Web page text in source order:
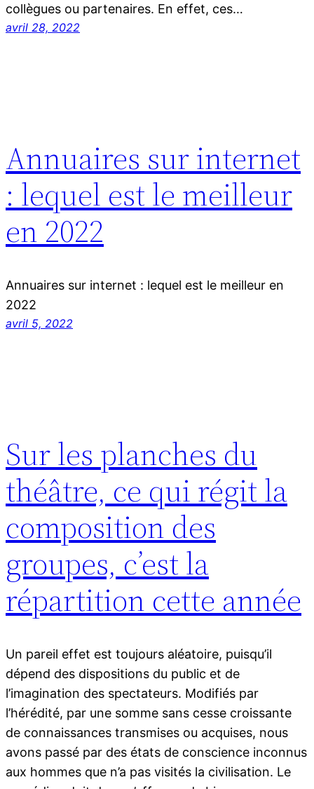
collègues ou partenaires. En effet, ces…
avril 28, 2022
Annuaires sur internet
: lequel est le meilleur
en 2022
Annuaires sur internet : lequel est le meilleur en
2022
avril 5, 2022
Sur les planches du
théâtre, ce qui régit la
composition des
groupes, c’est la
répartition cette année
Un pareil effet est toujours aléatoire, puisqu’il
dépend des dispositions du public et de
l’imagination des spectateurs. Modifiés par
l’hérédité, par une somme sans cesse croissante
de connaissances transmises ou acquises, nous
avons passé par des états de conscience inconnus
aux hommes que n’a pas visités la civilisation. Le